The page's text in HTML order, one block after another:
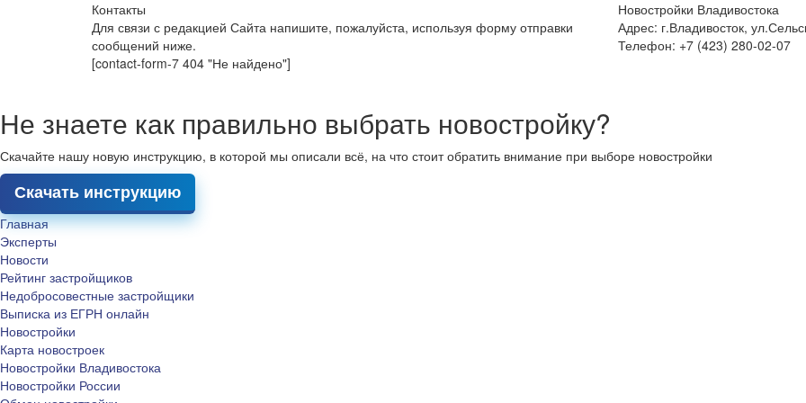
Контакты
Для связи с редакцией Сайта напишите, пожалуйста, используя форму отправки
сообщений ниже.
[contact-form-7 404 "Не найдено"]
Новостройки Владивостока
Адрес: г.Владивосток,
Телефон: +7 (423) 280-02-07
Не знаете как правильно выбрать новостройку?
Скачайте нашу новую инструкцию, в которой мы описали всё, на что стоит обратить внимание при выборе новостройки
Скачать инструкцию
Главная
Эксперты
Новости
Рейтинг застройщиков
Недобросовестные застройщики
Выписка из ЕГРН онлайн
Новостройки
Карта новостроек
Новостройки Владивостока
Новостройки России